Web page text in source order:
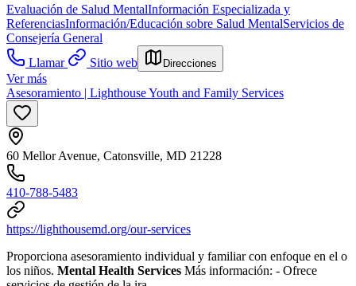
Evaluación de Salud MentalInformación Especializada y
ReferenciasInformación/Educación sobre Salud MentalServicios de
Consejería General
Llamar
Sitio web Direcciones
Ver más
Asesoramiento | Lighthouse Youth and Family Services
60 Mellor Avenue, Catonsville, MD 21228
410-788-5483
https://lighthousemd.org/our-services
Proporciona asesoramiento individual y familiar con enfoque en el o
los niños. Mental Health Services Más información: - Ofrece